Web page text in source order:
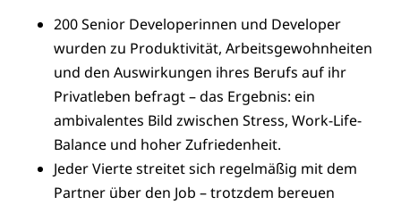
200 Senior Developerinnen und Developer
wurden zu Produktivität, Arbeitsgewohnheiten
und den Auswirkungen ihres Berufs auf ihr
Privatleben befragt – das Ergebnis: ein
ambivalentes Bild zwischen Stress, Work-Life-
Balance und hoher Zufriedenheit.
Jeder Vierte streitet sich regelmäßig mit dem
Partner über den Job – trotzdem bereuen